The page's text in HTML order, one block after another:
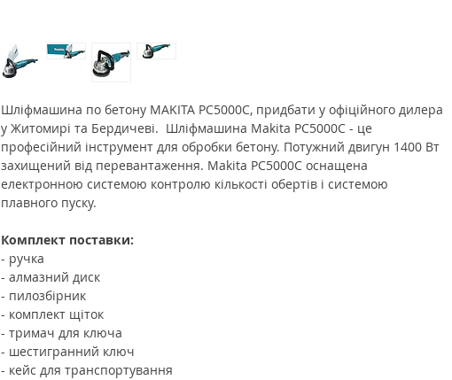
Шліфмашина по бетону MAKITA PC5000C, придбати у офіційного дилера
у Житомирі та Бердичеві. Шліфмашина Makita PC5000C - це
професійний інструмент для обробки бетону. Потужний двигун 1400 Вт
захищений від перевантаження. Makita PC5000C оснащена
електронною системою контролю кількості обертів і системою
плавного пуску.
Комплект поставки:
- ручка
- алмазний диск
- пилозбірник
- комплект щіток
- тримач для ключа
- шестигранний ключ
- кейс для транспортування